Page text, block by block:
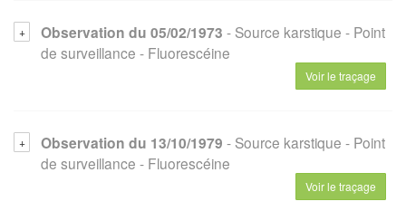
Observation du 05/02/1973 - Source karstique - Point
de surveillance - Fluorescéine
Voir le traçage
Observation du 13/10/1979 - Source karstique - Point
de surveillance - Fluorescéine
Voir le traçage